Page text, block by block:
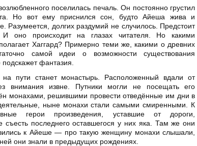
поселилась печаль. Он постоянно грустил
Но вот ему приснился сон, будто Айеша жива и
Разумеется, долгих раздумий не случилось. Предстоит
И оно происходит на глазах читателя. Но какими
Хаггард? Примерно теми же, какими о древних
самой идеи о возможности существования
фантазия.
пути станет монастырь. Расположенный вдали от
внимания извне. Путники могли не посещать его
монахами, решившими провести отведённые им дни в
ныне монахи стали самыми смиренными. К
герои произведения, уставшие от дороги,
съесть последнего оставшегося у них яка. Там же они
к Айеше — про такую женщину монахи слышали,
они знали в предыдущих рождениях.